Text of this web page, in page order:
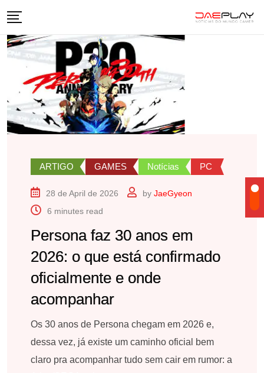
content
ARTIGO GAMES Notícias PC
28 de April de 2026 by JaeGyeon
6 minutes read
Persona faz 30 anos em
2026: o que está confirmado
oficialmente e onde
acompanhar
Os 30 anos de Persona chegam em 2026 e,
dessa vez, já existe um caminho oficial bem
claro pra acompanhar tudo sem cair em rumor: a